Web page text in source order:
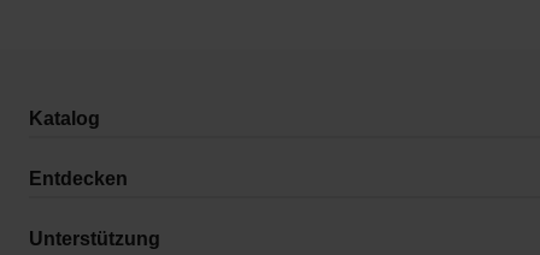
Katalog
Entdecken
Unterstützung